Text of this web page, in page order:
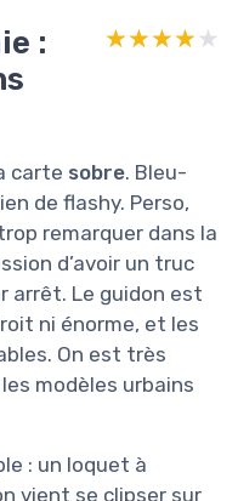
:
★★★★★
★★★★★
carte sobre. Bleu-
de flashy. Perso,
remarquer dans la
d’avoir un truc
arrêt. Le guidon est
ni énorme, et les
On est très
modèles urbains
: un loquet à
vient se clipser sur